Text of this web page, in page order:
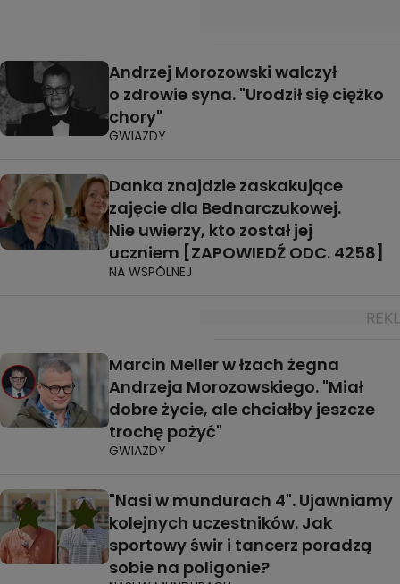
Andrzej Morozowski walczył
o zdrowie syna. "Urodził się ciężko
chory"
GWIAZDY
Danka znajdzie zaskakujące
zajęcie dla Bednarczukowej.
Nie uwierzy, kto został jej
uczniem [ZAPOWIEDŹ ODC. 4258]
NA WSPÓLNEJ
Marcin Meller w łzach żegna
Andrzeja Morozowskiego. "Miał
dobre życie, ale chciałby jeszcze
trochę pożyć"
GWIAZDY
"Nasi w mundurach 4". Ujawniamy
kolejnych uczestników. Jak
sportowy świr i tancerz poradzą
sobie na poligonie?